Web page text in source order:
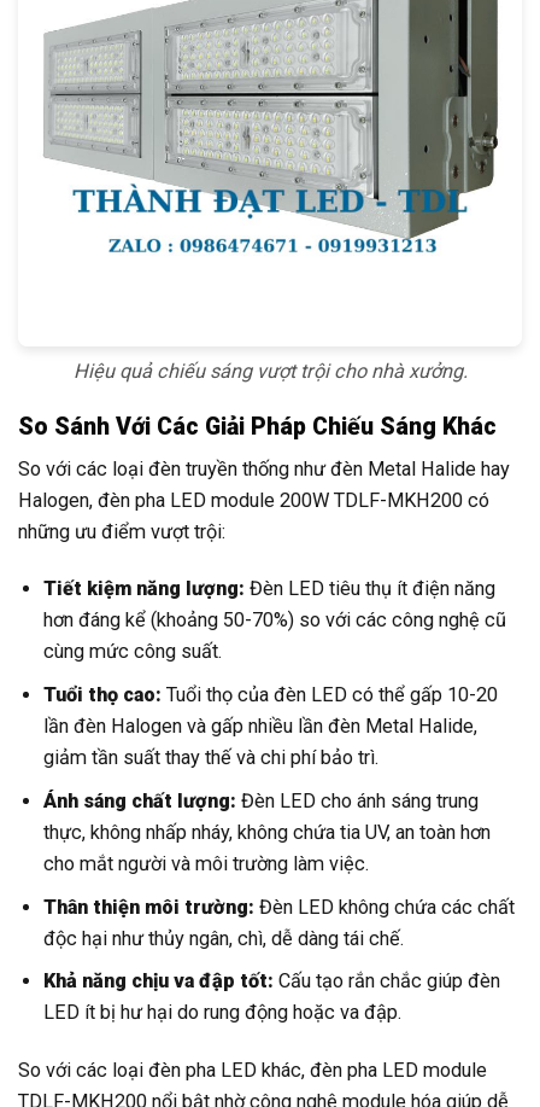
Hiệu quả chiếu sáng vượt trội cho nhà xưởng.
So Sánh Với Các Giải Pháp Chiếu Sáng Khác
So với các loại đèn truyền thống như đèn Metal Halide hay
Halogen, đèn pha LED module 200W TDLF-MKH200 có
những ưu điểm vượt trội:
Tiết kiệm năng lượng: Đèn LED tiêu thụ ít điện năng
hơn đáng kể (khoảng 50-70%) so với các công nghệ cũ
cùng mức công suất.
Tuổi thọ cao: Tuổi thọ của đèn LED có thể gấp 10-20
lần đèn Halogen và gấp nhiều lần đèn Metal Halide,
giảm tần suất thay thế và chi phí bảo trì.
Ánh sáng chất lượng: Đèn LED cho ánh sáng trung
thực, không nhấp nháy, không chứa tia UV, an toàn hơn
cho mắt người và môi trường làm việc.
Thân thiện môi trường: Đèn LED không chứa các chất
độc hại như thủy ngân, chì, dễ dàng tái chế.
Khả năng chịu va đập tốt: Cấu tạo rắn chắc giúp đèn
LED ít bị hư hại do rung động hoặc va đập.
So với các loại đèn pha LED khác, đèn pha LED module
TDLF-MKH200 nổi bật nhờ công nghệ module hóa giúp dễ